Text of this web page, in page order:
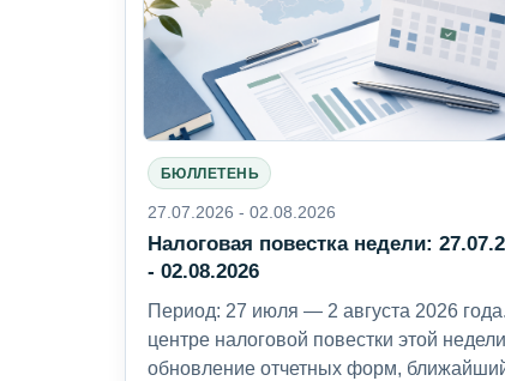
БЮЛЛЕТЕНЬ
27.07.2026 - 02.08.2026
Налоговая повестка недели:
- 02.08.2026
Период: 27 июля — 2 августа 2026
центре налоговой повестки этой
обновление отчетных форм,